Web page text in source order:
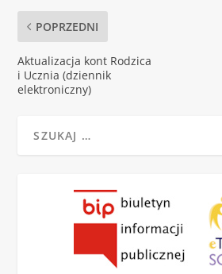
POPRZEDNI
Aktualizacja kont Rodzica
i Ucznia (dziennik
elektroniczny)